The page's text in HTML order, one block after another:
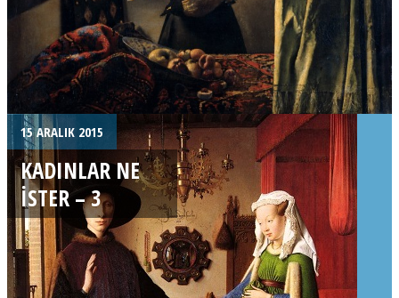
15 ARALIK 2015
KADINLAR NE
ISTER – 3